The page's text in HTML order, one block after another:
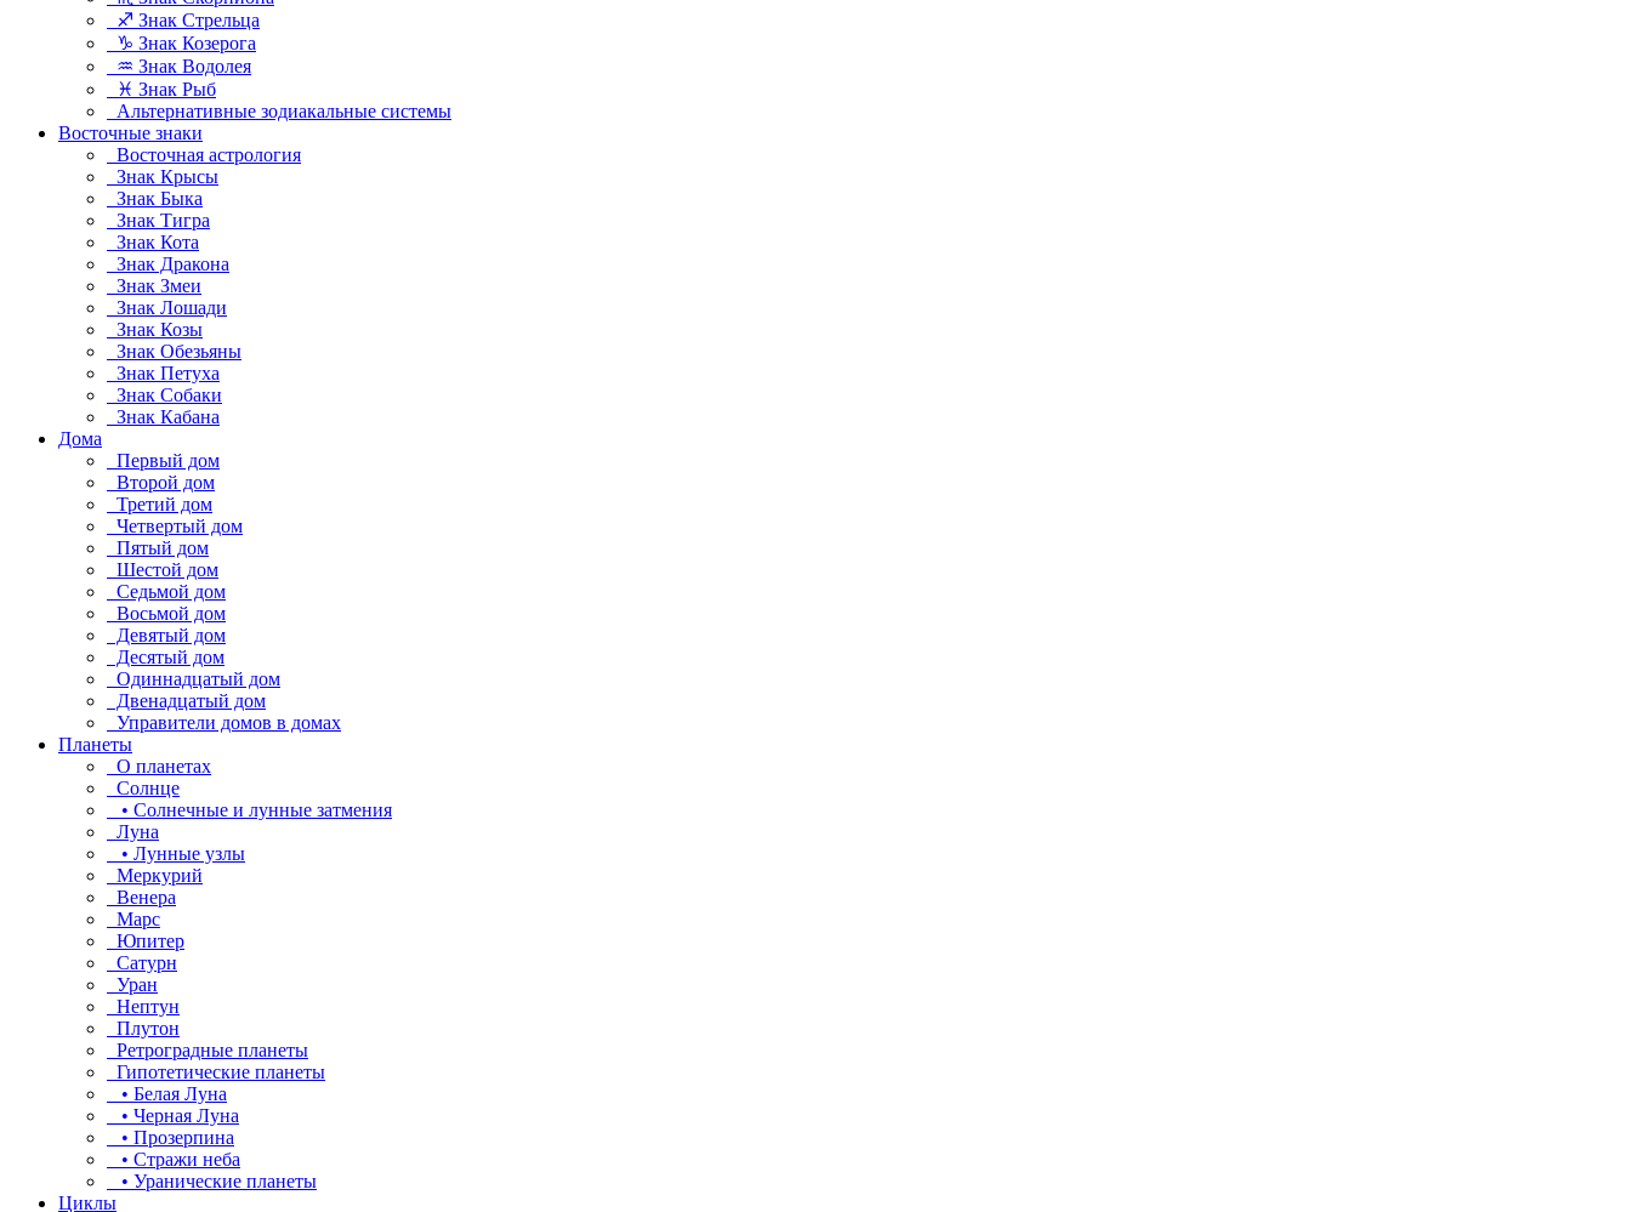
♐ Знак Стрельца
♑ Знак Козерога
♒ Знак Водолея
♓ Знак Рыб
Альтернативные зодиакальные системы
Восточные знаки
Восточная астрология
Знак Крысы
Знак Быка
Знак Тигра
Знак Кота
Знак Дракона
Знак Змеи
Знак Лошади
Знак Козы
Знак Обезьяны
Знак Петуха
Знак Собаки
Знак Кабана
Дома
Первый дом
Второй дом
Третий дом
Четвертый дом
Пятый дом
Шестой дом
Седьмой дом
Восьмой дом
Девятый дом
Десятый дом
Одиннадцатый дом
Двенадцатый дом
Управители домов в домах
Планеты
О планетах
Солнце
• Солнечные и лунные затмения
Луна
• Лунные узлы
Меркурий
Венера
Марс
Юпитер
Сатурн
Уран
Нептун
Плутон
Ретроградные планеты
Гипотетические планеты
• Белая Луна
• Черная Луна
• Прозерпина
• Стражи неба
• Уранические планеты
Циклы